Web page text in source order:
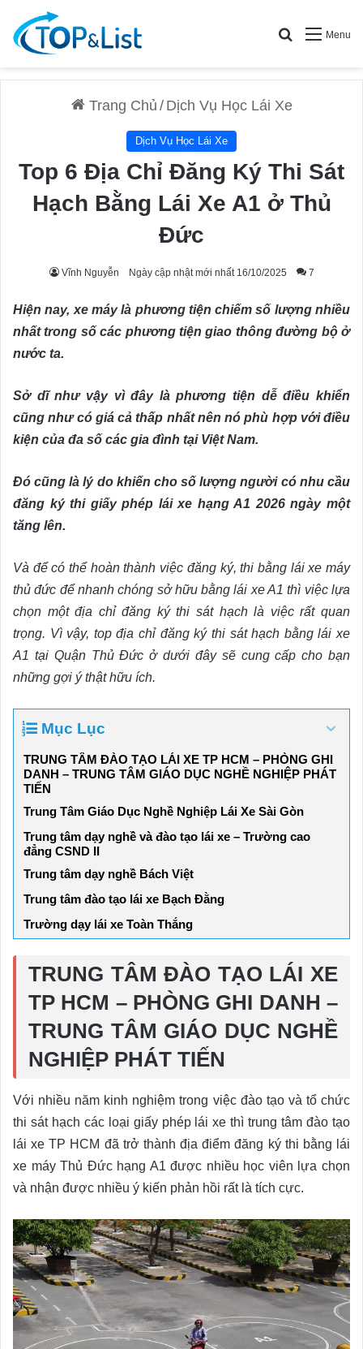
Menu
Search for
Trang Chủ / Dịch Vụ Học Lái Xe
Dịch Vụ Học Lái Xe
Top 6 Địa Chỉ Đăng Ký Thi Sát
Hạch Bằng Lái Xe A1 ở Thủ
Đức
Vĩnh Nguyễn Ngày cập nhật mới nhất 16/10/2025 7
Hiện nay, xe máy là phương tiện chiếm số lượng nhiều
nhất trong số các phương tiện giao thông đường bộ ở
nước ta.
Sở dĩ như vậy vì đây là phương tiện dễ điều khiển
cũng như có giá cả thấp nhất nên nó phù hợp với điều
kiện của đa số các gia đình tại Việt Nam.
Đó cũng là lý do khiến cho số lượng người có nhu cầu
đăng ký thi giấy phép lái xe hạng A1 2026 ngày một
tăng lên.
Và để có thể hoàn thành việc đăng ký, thi bằng lái xe máy
thủ đức để nhanh chóng sở hữu bằng lái xe A1 thì việc lựa
chọn một địa chỉ đăng ký thi sát hạch là việc rất quan
trọng. Vì vậy, top địa chỉ đăng ký thi sát hạch bằng lái xe
A1 tại Quận Thủ Đức ở dưới đây sẽ cung cấp cho bạn
những gợi ý thật hữu ích.
Mục Lục
TRUNG TÂM ĐÀO TẠO LÁI XE TP HCM – PHÒNG GHI
DANH – TRUNG TÂM GIÁO DỤC NGHỀ NGHIỆP PHÁT
TIẾN
Trung Tâm Giáo Dục Nghề Nghiệp Lái Xe Sài Gòn
Trung tâm dạy nghề và đào tạo lái xe – Trường cao
đẳng CSND II
Trung tâm dạy nghề Bách Việt
Trung tâm đào tạo lái xe Bạch Đằng
Trường dạy lái xe Toàn Thắng
TRUNG TÂM ĐÀO TẠO LÁI XE
TP HCM – PHÒNG GHI DANH –
TRUNG TÂM GIÁO DỤC NGHỀ
NGHIỆP PHÁT TIẾN
Với nhiều năm kinh nghiệm trong việc đào tạo và tổ chức
thi sát hạch các loại giấy phép lái xe thì trung tâm đào tạo
lái xe TP HCM đã trở thành địa điểm đăng ký thi bằng lái
xe máy Thủ Đức hạng A1 được nhiều học viên lựa chọn
và nhận được nhiều ý kiến phản hồi rất là tích cực.